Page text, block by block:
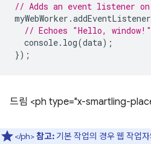
// Adds an event listener
myWebWorker .addEventListener
// Echoes "Hello,
console. log(data);
});
드림 <ph type="x-smartling-
</ph>참고: 기본 작업의 경우 웹 작업